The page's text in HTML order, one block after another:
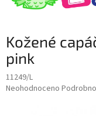
Kožené
pink
11249/L
Průměrné
Neohodnoceno